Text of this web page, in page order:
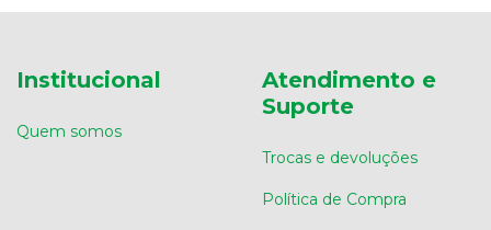
Institucional
Quem somos
Atendimento e
Suporte
Trocas e devoluções
Política de Compra